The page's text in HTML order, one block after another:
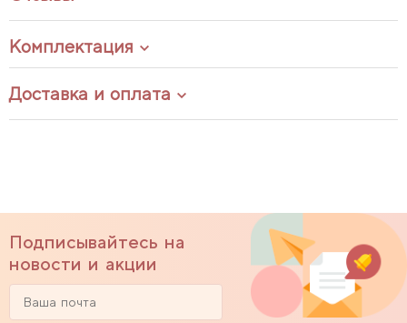
Комплектация
Доставка и оплата
Подписывайтесь на
новости и акции